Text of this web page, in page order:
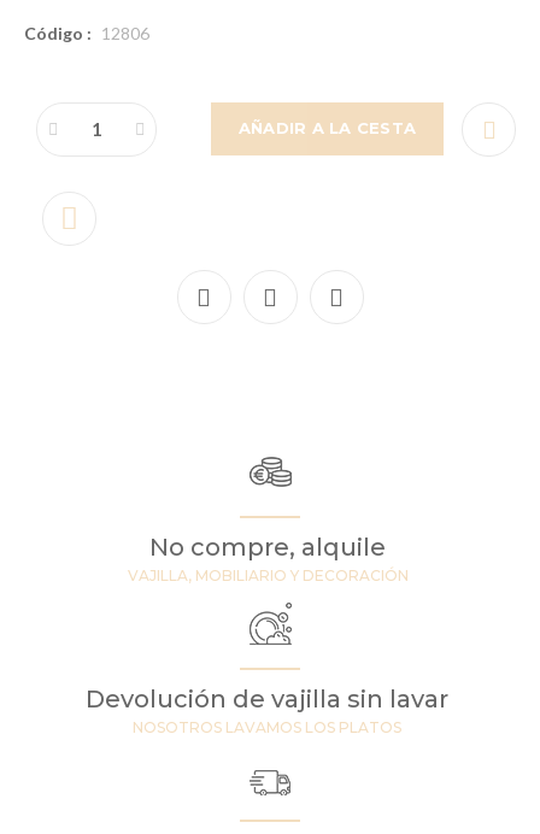
Código : 12806
AÑADIR A LA CESTA
No compre, alquile
VAJILLA, MOBILIARIO Y DECORACIÓN
Devolución de vajilla sin lavar
NOSOTROS LAVAMOS LOS PLATOS